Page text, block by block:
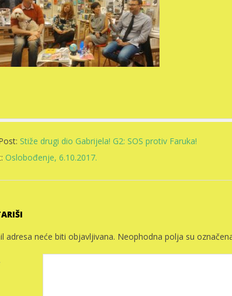
Stiže drugi dio Gabrijela! G2: SOS protiv Faruka!
Oslobođenje, 6.10.2017.
adresa neće biti objavljivana. Neophodna polja su